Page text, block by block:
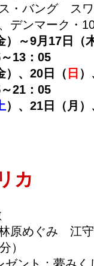
・バング ス
デンマーク・
）～9月17日（
13：05
）、20日（ 日
21：05
）、21日（月
カ
原めぐみ 江
）